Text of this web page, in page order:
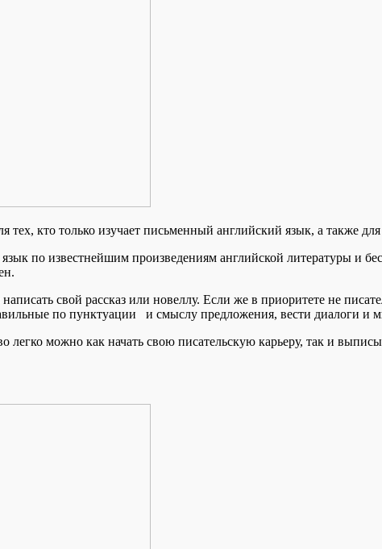
кто только изучает письменный английский язык, а также
по известнейшим произведениям английской литературы и
свой рассказ или новеллу. Если же в приоритете не
по пунктуации и смыслу предложения, вести диалоги и
легко можно как начать свою писательскую карьеру, так и